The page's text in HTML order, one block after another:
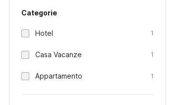
Categorie
Hotel 1
Casa Vacanze 1
Appartamento 1